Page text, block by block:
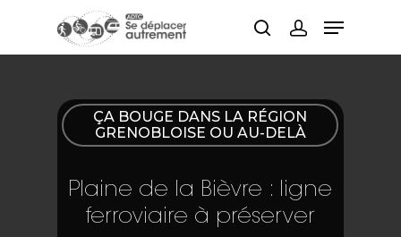
Hit enter to search or ESC to close
ÇA BOUGE DANS LA RÉGION
GRENOBLOISE OU AU-DELÀ
Plaine de la Bièvre : ligne
ferroviaire à préserver